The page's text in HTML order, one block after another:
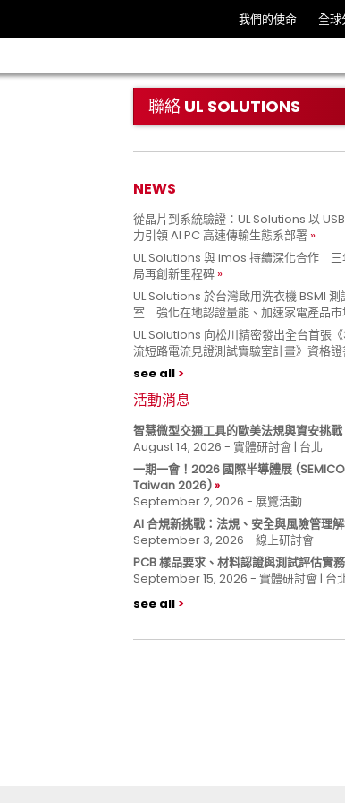
我們的使命 全球
聯絡 UL SOLUTIONS
NEWS
從晶片到系統驗證：UL Solutions 以
力引領 AI PC 高速傳輸生態系部署
UL Solutions 與 imos 持續深化合作 三
局再創新里程碑
UL Solutions 於台灣啟用洗衣機 BSMI 測
室 強化在地認證量能、加速家電產品市
UL Solutions 向松川精密發出全台首張
流短路電流見證測試實驗室計畫》資格證
see all
活動消息
智慧微型交通工具的歐美法規與資安挑戰
August 14, 2026 - 實體研討會 | 台北
一期一會！2026 國際半導體展
Taiwan 2026)
September 2, 2026 - 展覽活動
AI 合規新挑戰：法規、安全與風險管理
September 3, 2026 - 線上研討會
PCB 樣品要求、材料認證與測試評估實
September 15, 2026 - 實體研討會 | 台
see all